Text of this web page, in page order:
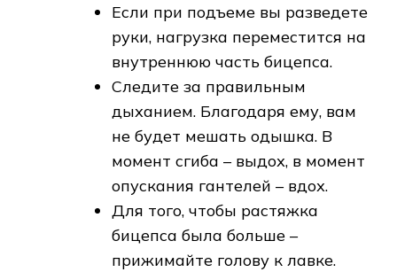
Если при подъеме вы разведете
руки, нагрузка переместится на
внутреннюю часть бицепса.
Следите за правильным
дыханием. Благодаря ему, вам
не будет мешать одышка. В
момент сгиба – выдох, в момент
опускания гантелей – вдох.
Для того, чтобы растяжка
бицепса была больше –
прижимайте голову к лавке.